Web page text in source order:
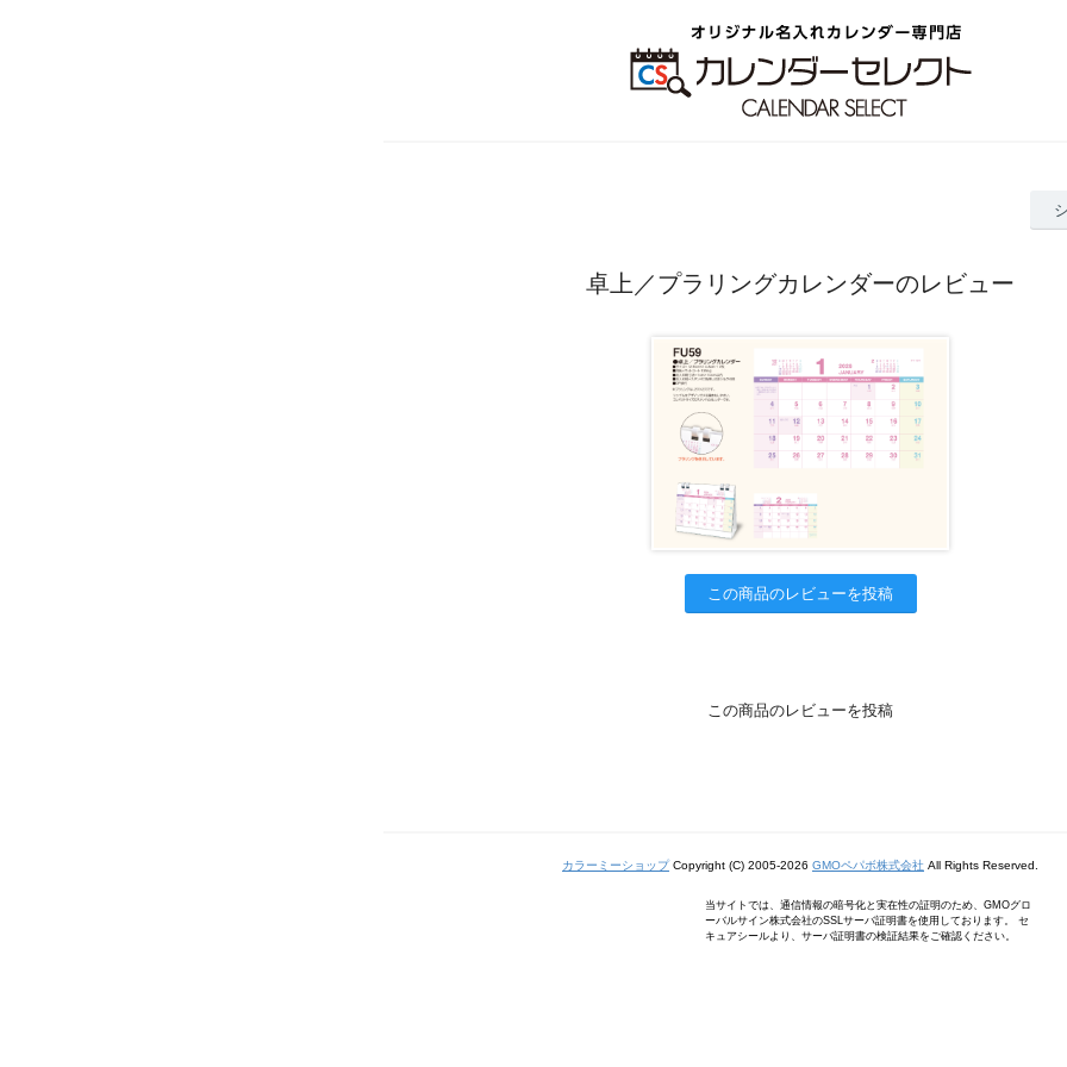
卓上／プラリングカレンダーのレビュー
この商品のレビューを投稿
この商品のレビューを投稿
カラーミーショップCopyright (C) 2005-2026 GMOペパボ株式会社 All Rights Reserved.
当サイトでは、通信情報の暗号化と実在性の証明のため、GMOグロ
ーバルサイン株式会社のSSLサーバ証明書を使用しております。 セ
キュアシールより、サーバ証明書の検証結果をご確認ください。